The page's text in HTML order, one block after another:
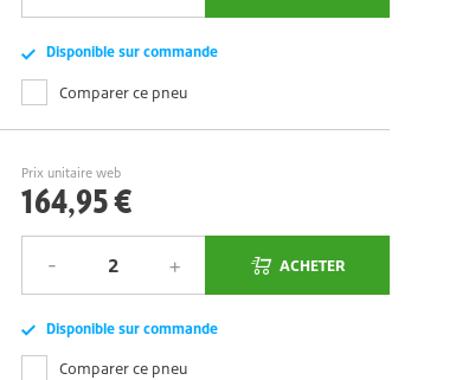
Disponible sur commande
Comparer ce pneu
Prix unitaire web
164,95 €
ACHETER
Disponible sur commande
Comparer ce pneu